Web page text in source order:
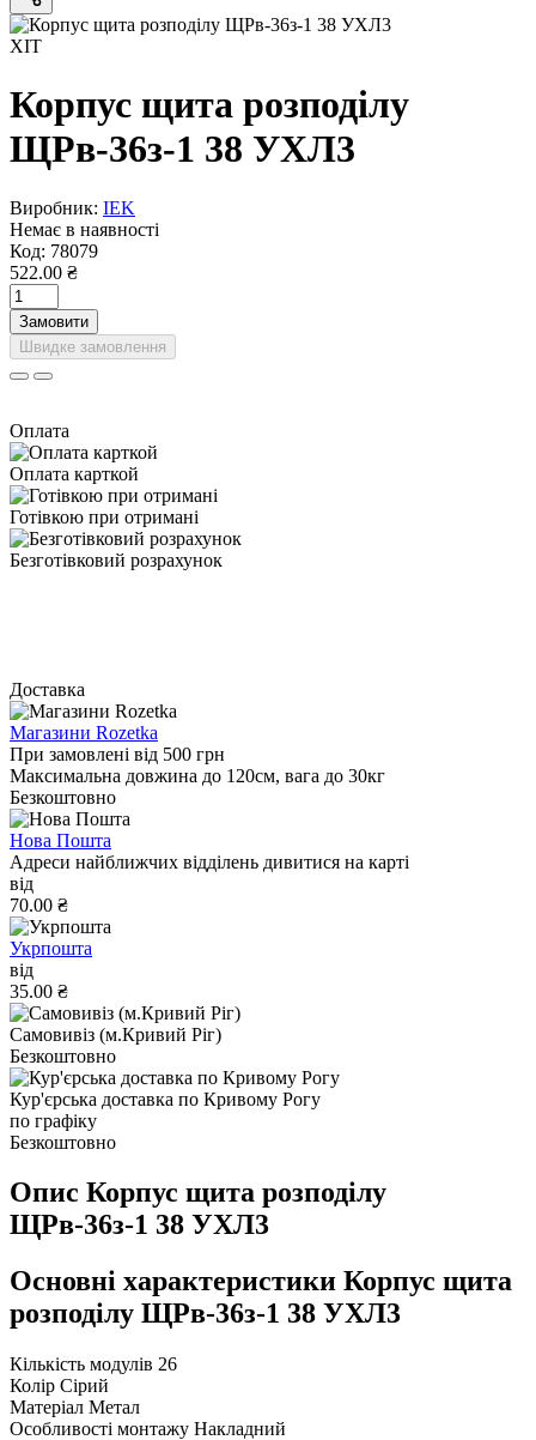
ХІТ
Корпус щита розподілу
ЩРв-36з-1 38 УХЛ3
Виробник: IEK
Немає в наявності
Код: 78079
522.00 ₴
Замовити
Швидке замовлення
Оплата
Оплата карткой
Готівкою при отримані
Безготівковий розрахунок
Доставка
Магазини Rozetka
При замовлені від 500 грн
Максимальна довжина до 120см, вага до 30кг
Безкоштовно
Нова Пошта
Адреси найближчих відділень дивитися на карті
від
70.00 ₴
Укрпошта
від
35.00 ₴
Самовивіз (м.Кривий Ріг)
Безкоштовно
Кур'єрська доставка по Кривому Рогу
по графіку
Безкоштовно
Опис Корпус щита розподілу
ЩРв-36з-1 38 УХЛ3
Основні характеристики Корпус щита
розподілу ЩРв-36з-1 38 УХЛ3
Кількість модулів 26
Колір Сірий
Матеріал Метал
Особливості монтажу Накладний